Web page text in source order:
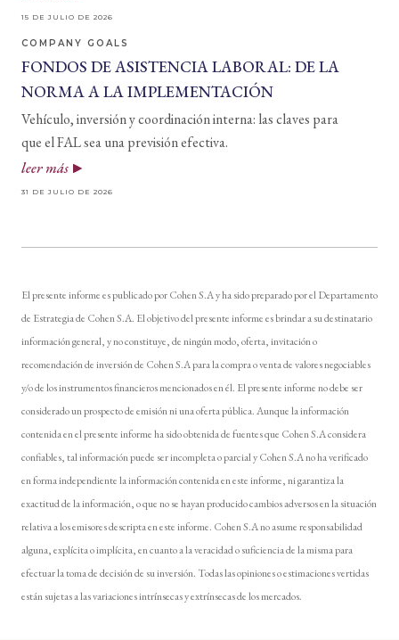
15 DE JULIO DE 2026
COMPANY GOALS
FONDOS DE ASISTENCIA LABORAL: DE LA
NORMA A LA IMPLEMENTACIÓN
Vehículo, inversión y coordinación interna: las claves para
que el FAL sea una previsión efectiva.
leer más
31 DE JULIO DE 2026
El presente informe es publicado por Cohen S.A y ha sido preparado por el Departamento
de Estrategia de Cohen S.A. El objetivo del presente informe es brindar a su destinatario
información general, y no constituye, de ningún modo, oferta, invitación o
recomendación de inversión de Cohen S.A para la compra o venta de valores negociables
y/o de los instrumentos financieros mencionados en él. El presente informe no debe ser
considerado un prospecto de emisión ni una oferta pública. Aunque la información
contenida en el presente informe ha sido obtenida de fuentes que Cohen S.A considera
confiables, tal información puede ser incompleta o parcial y Cohen S.A no ha verificado
en forma independiente la información contenida en este informe, ni garantiza la
exactitud de la información, o que no se hayan producido cambios adversos en la situación
relativa a los emisores descripta en este informe. Cohen S.A no asume responsabilidad
alguna, explícita o implícita, en cuanto a la veracidad o suficiencia de la misma para
efectuar la toma de decisión de su inversión. Todas las opiniones o estimaciones vertidas
están sujetas a las variaciones intrínsecas y extrínsecas de los mercados.